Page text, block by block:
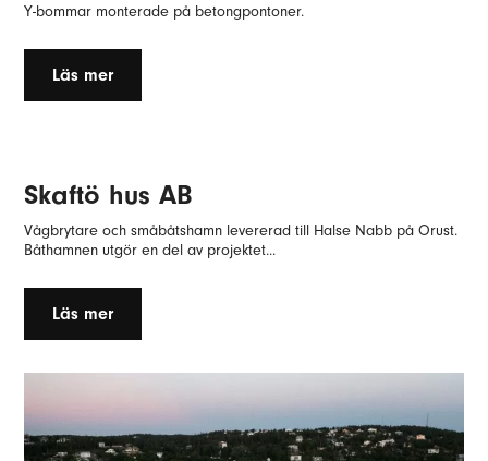
Y-bommar monterade på betongpontoner.
Läs mer
Skaftö hus AB
Vågbrytare och småbåtshamn levererad till Halse Nabb på Orust.
Båthamnen utgör en del av projektet...
Läs mer